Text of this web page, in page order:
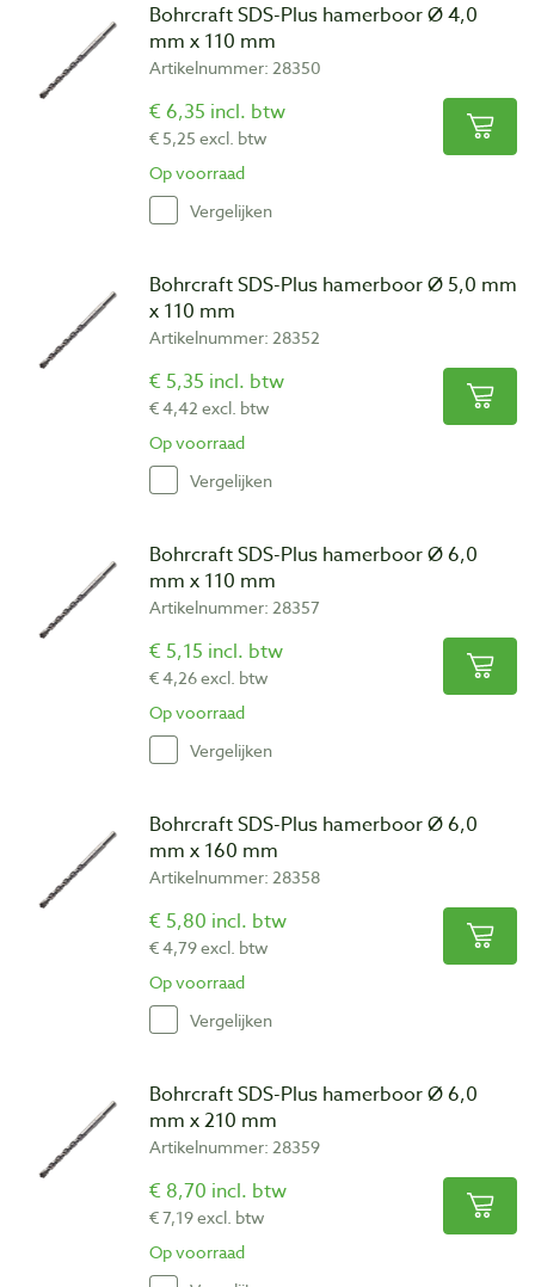
Bohrcraft SDS-Plus hamerboor Ø 4,0
mm x 110 mm
Artikelnummer: 28350
€ 6,35 incl. btw
€ 5,25 excl. btw
Op voorraad
Vergelijken
Bohrcraft SDS-Plus hamerboor Ø 5,0 mm
x 110 mm
Artikelnummer: 28352
€ 5,35 incl. btw
€ 4,42 excl. btw
Op voorraad
Vergelijken
Bohrcraft SDS-Plus hamerboor Ø 6,0
mm x 110 mm
Artikelnummer: 28357
€ 5,15 incl. btw
€ 4,26 excl. btw
Op voorraad
Vergelijken
Bohrcraft SDS-Plus hamerboor Ø 6,0
mm x 160 mm
Artikelnummer: 28358
€ 5,80 incl. btw
€ 4,79 excl. btw
Op voorraad
Vergelijken
Bohrcraft SDS-Plus hamerboor Ø 6,0
mm x 210 mm
Artikelnummer: 28359
€ 8,70 incl. btw
€ 7,19 excl. btw
Op voorraad